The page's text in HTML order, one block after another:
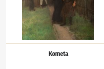
Kometa